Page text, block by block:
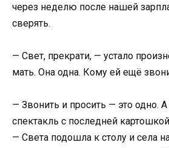
через неделю после нашей
сверять.
— Свет, прекрати, — устало
мать. Она одна. Кому ей ещё
— Звонить и просить — это одно. А
спектакль с последней
— Света подошла к столу и села